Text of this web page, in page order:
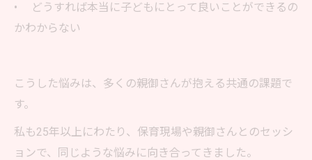
• どうすれば本当に子どもにとって良いことができるの
かわからない
こうした悩みは、多くの親御さんが抱える共通の課題で
す。
私も25年以上にわたり、保育現場や親御さんとのセッシ
ョンで、同じような悩みに向き合ってきました。